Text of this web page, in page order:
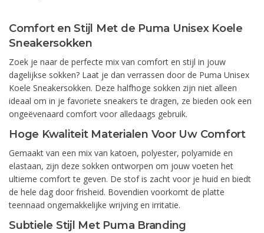
Comfort en Stijl Met de Puma Unisex Koele
Sneakersokken
Zoek je naar de perfecte mix van comfort en stijl in jouw
dagelijkse sokken? Laat je dan verrassen door de Puma Unisex
Koele Sneakersokken. Deze halfhoge sokken zijn niet alleen
ideaal om in je favoriete sneakers te dragen, ze bieden ook een
ongeëvenaard comfort voor alledaags gebruik.
Hoge Kwaliteit Materialen Voor Uw Comfort
Gemaakt van een mix van katoen, polyester, polyamide en
elastaan, zijn deze sokken ontworpen om jouw voeten het
ultieme comfort te geven. De stof is zacht voor je huid en biedt
de hele dag door frisheid. Bovendien voorkomt de platte
teennaad ongemakkelijke wrijving en irritatie.
Subtiele Stijl Met Puma Branding